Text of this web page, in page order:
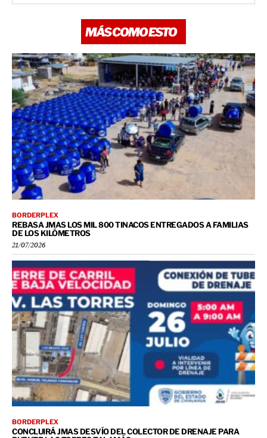
MÁS COMO ESTO
BORDERPLEX
REBASA JMAS LOS MIL 800 TINACOS ENTREGADOS A FAMILIAS
DE LOS KILÓMETROS
21/07/2026
BORDERPLEX
CONCLUIRÁ JMAS DESVÍO DEL COLECTOR DE DRENAJE PARA